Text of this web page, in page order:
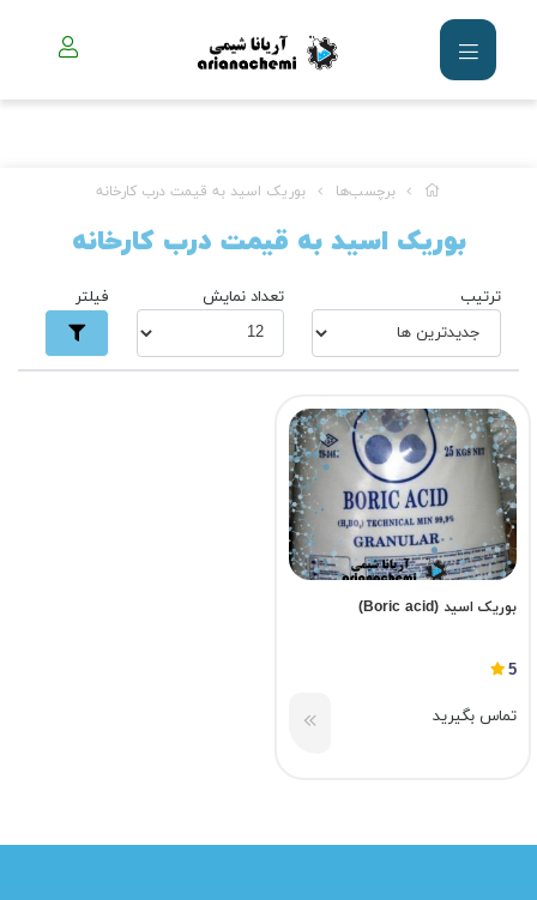
برچسب‌ها بوریک اسید به قیمت درب کارخانه
بوریک اسید به قیمت درب کارخانه
ترتیب تعداد نمایش فیلتر
بوریک اسید (Boric acid)
5
تماس بگیرید